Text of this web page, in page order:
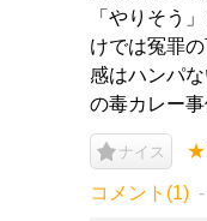
「やりそう
けでは冤罪
感はハンパ
の毒カレー
ナイス
コメント(1)